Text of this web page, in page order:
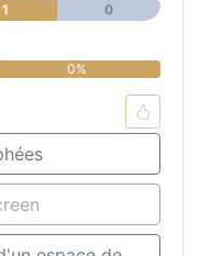
1
0
0%